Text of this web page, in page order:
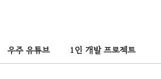
우주 유튜브 1인 개발 프로젝트